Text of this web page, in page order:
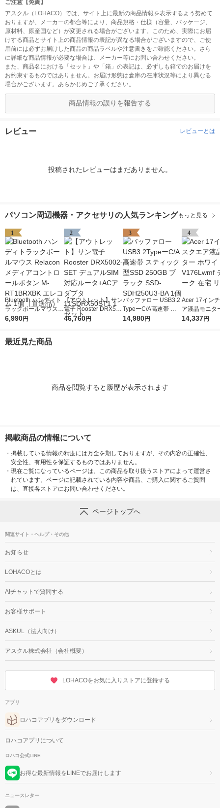
ご注意【免責】
アスクル（LOHACO）では、サイト上に最新の商品情報を表示するよう努めて
おりますが、メーカーの都合等により、商品規格・仕様（容量、パッケージ、
原材料、原産国など）が変更される場合がございます。このため、実際にお届
けする商品とサイト上の商品情報の表記が異なる場合がございますので、ご使
用前には必ずお届けした商品の商品ラベルや注意書きをご確認ください。さら
に詳細な商品情報が必要な場合は、メーカー等にお問い合わせください。
また、商品名における「セット」や「箱」の表記は、必ずしも箱でのお届けを
お約束するものではありません。お届け形態は倉庫の在庫状況等により異なる
場合がございます。あらかじめご了承ください。
商品情報の誤りを報告する
レビュー レビューとは
投稿されたレビューはまだありません。
パソコン周辺機器・アクセサリの人気ランキング もっと見る
1
Bluetooth ハンディト
ラックボールマウス R
elacon メディアコン
個（直送品）
6,990円
2
【アウトレット】サン
電子 Rooster DRX500
2-SET デュアルSIM対
46,760円
3
バッファロー USB3.2
TypeーC/A高速帯 ス
ティック型SSD 250G
14,980円
4
Acer 17イン
ア液晶モニタ
イト
14,337円
最近見た商品
商品を閲覧すると履歴が表示されます
掲載商品の情報について
・ 掲載している情報の精度には万全を期しておりますが、その内容の正確性、
安全性、有用性を保証するものではありません。
・ 現在ご覧になっているページは、この商品を取り扱うストアによって運営さ
れています。ページに記載されている内容や商品、ご購入に関するご質問
は、直接各ストアにお問い合わせください。
ページトップへ
関連サイト・ヘルプ・その他
お知らせ
LOHACOとは
AIチャットで質問する
お客様サポート
ASKUL（法人向け）
アスクル株式会社（会社概要）
LOHACOをお気に入りストアに登録する
アプリ
ロハコアプリをダウンロード
ロハコアプリについて
ロハコ公式LINE
お得な最新情報をLINEでお届けします
ニュースレター